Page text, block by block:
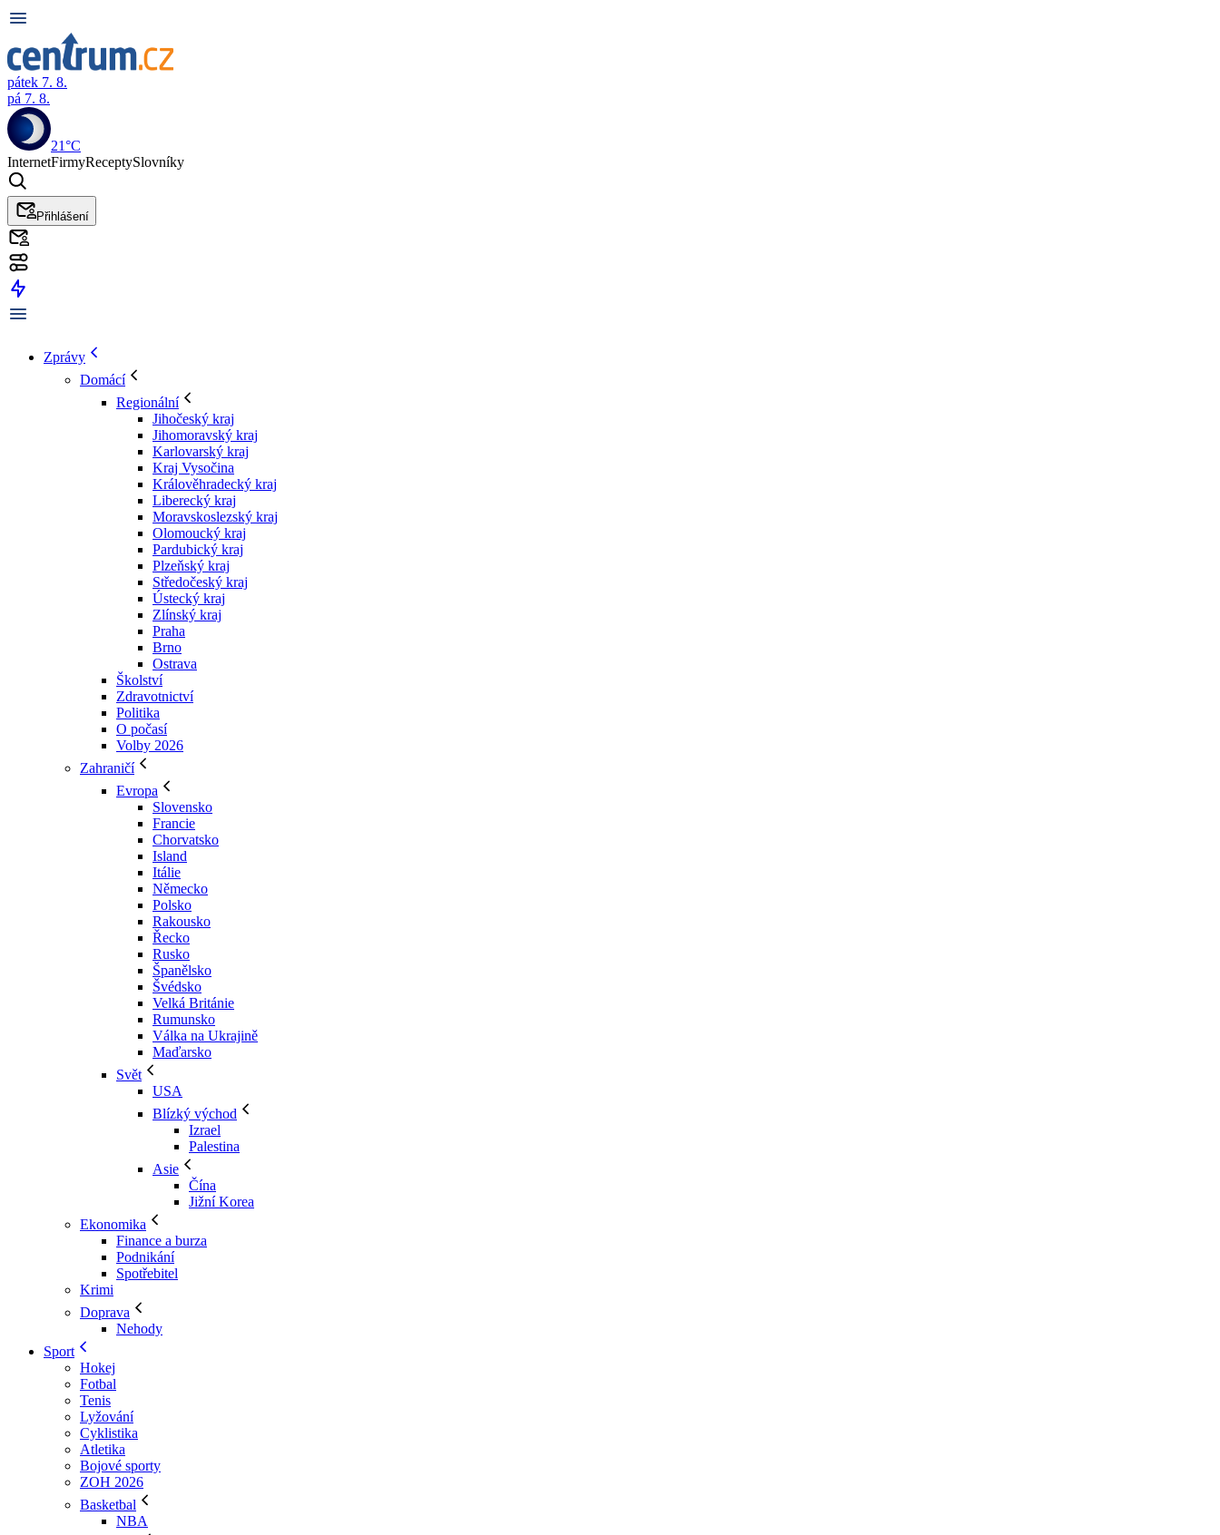
pátek 7. 8.
pá 7. 8.
21°C
InternetFirmyReceptySlovníky
Přihlášení
Zprávy
Domácí
Regionální
Jihočeský kraj
Jihomoravský kraj
Karlovarský kraj
Kraj Vysočina
Králověhradecký kraj
Liberecký kraj
Moravskoslezský kraj
Olomoucký kraj
Pardubický kraj
Plzeňský kraj
Středočeský kraj
Ústecký kraj
Zlínský kraj
Praha
Brno
Ostrava
Školství
Zdravotnictví
Politika
O počasí
Volby 2026
Zahraničí
Evropa
Slovensko
Francie
Chorvatsko
Island
Itálie
Německo
Polsko
Rakousko
Řecko
Rusko
Španělsko
Švédsko
Velká Británie
Rumunsko
Válka na Ukrajině
Maďarsko
Svět
USA
Blízký východ
Izrael
Palestina
Asie
Čína
Jižní Korea
Ekonomika
Finance a burza
Podnikání
Spotřebitel
Krimi
Doprava
Nehody
Sport
Hokej
Fotbal
Tenis
Lyžování
Cyklistika
Atletika
Bojové sporty
ZOH 2026
Basketbal
NBA